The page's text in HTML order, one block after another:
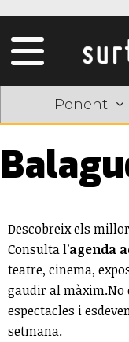
Ponent
Descobreix els
Consulta l’agenda
teatre, cinema,
gaudir al màxim.No
espectacles i
setmana.